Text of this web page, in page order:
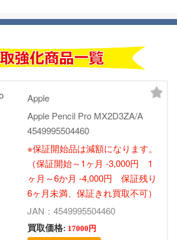
Apple
Apple Pencil Pro MX2D3ZA/A
4549995504460
※保証開始品は減額になります。
（保証開始～1ヶ月 -3,000円 1
ヶ月～6か月 -4,000円 保証残り
6ヶ月未満、保証きれ買取不可）
JAN：4549995504460
買取価格: 17000円